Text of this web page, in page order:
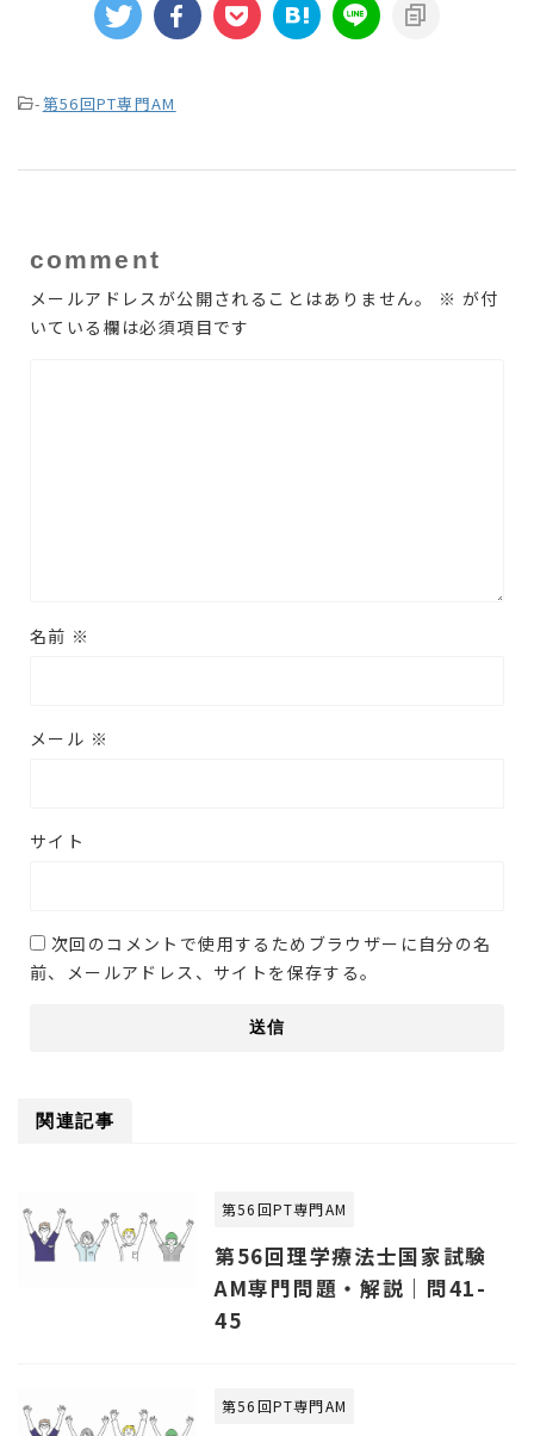
-第56回PT専門AM
comment
メールアドレスが公開されることはありません。 ※ が付
いている欄は必須項目です
名前 ※
メール ※
サイト
次回のコメントで使用するためブラウザーに自分の名
前、メールアドレス、サイトを保存する。
関連記事
第56回PT専門AM
第56回理学療法士国家試験
AM専門問題・解説｜問41-
45
第56回PT専門AM